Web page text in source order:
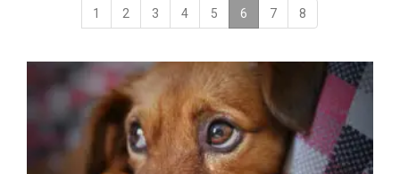
1 2 3 4 5 6 (current)
7 8